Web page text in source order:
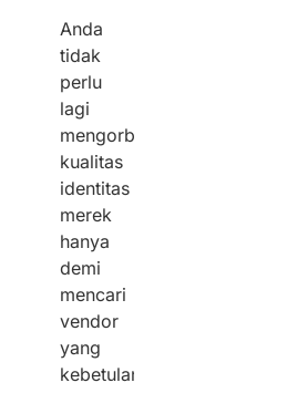
Anda
tidak
perlu
lagi
mengorbankan
kualitas
identitas
merek
hanya
demi
mencari
vendor
yang
kebetulan